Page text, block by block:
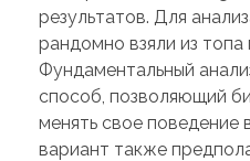
результатов. Для
рандомно взяли из топа
Фундаментальный
способ, позволяющий
менять свое поведение
вариант также